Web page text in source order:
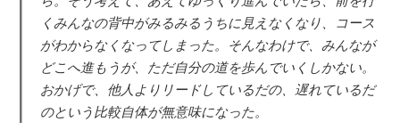
くみんなの背中がみるみるうちに見えなくなり、コース
がわからなくなってしまった。そんなわけで、みんなが
どこへ進もうが、ただ自分の道を歩んでいくしかない。
おかげで、他人よりリードしているだの、遅れているだ
のという比較自体が無意味になった。